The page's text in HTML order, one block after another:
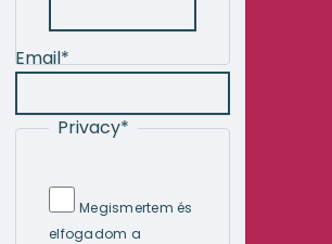
Email*
Privacy*
Megismertem és
elfogadom a